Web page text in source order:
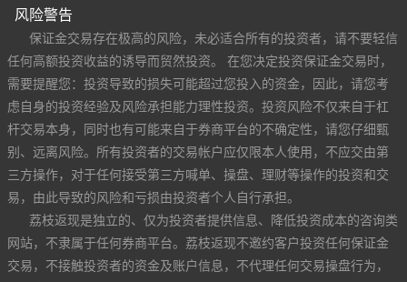
风险警告
保证金交易存在极高的风险，未必适合所有的投资者，请不要轻信
任何高额投资收益的诱导而贸然投资。 在您决定投资保证金交易时，
需要提醒您：投资导致的损失可能超过您投入的资金，因此，请您考
虑自身的投资经验及风险承担能力理性投资。投资风险不仅来自于杠
杆交易本身，同时也有可能来自于券商平台的不确定性，请您仔细甄
别、远离风险。所有投资者的交易帐户应仅限本人使用，不应交由第
三方操作，对于任何接受第三方喊单、操盘、理财等操作的投资和交
易，由此导致的风险和亏损由投资者个人自行承担。
荔枝返现是独立的、仅为投资者提供信息、降低投资成本的咨询类
网站，不隶属于任何券商平台。荔枝返现不邀约客户投资任何保证金
交易，不接触投资者的资金及账户信息，不代理任何交易操盘行为，